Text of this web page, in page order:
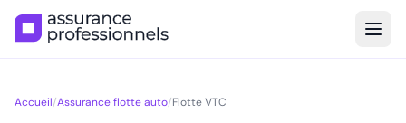
Accueil/Assurance flotte auto/Flotte VTC